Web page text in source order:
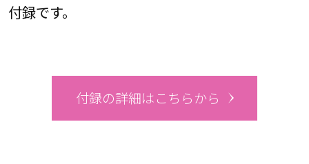
付録です。
付録の詳細はこちらから